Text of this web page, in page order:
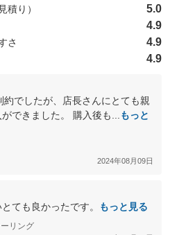
中）
積り） 5.0
4.9
さ 4.9
4.9
でしたが、店長さんにとても親
できました。 購入後も...
もっと
2024年08月09日
ても良かったです。 もっと見る
リング